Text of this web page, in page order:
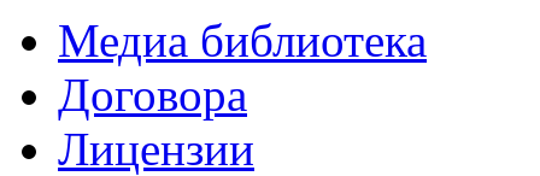
Медиа библиотека
Договора
Лицензии